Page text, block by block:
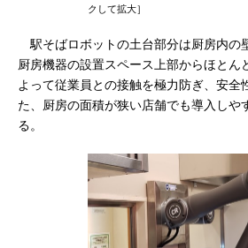
クして拡大］
駅そばロボットの土台部分は厨房内の
厨房機器の設置スペース上部からほとん
よって従業員との接触を極力防ぎ、安全
た、厨房の面積が狭い店舗でも導入しや
る。